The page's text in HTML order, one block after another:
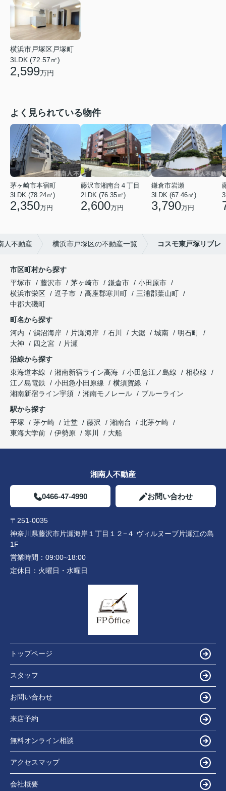
横浜市戸塚区戸塚町
3LDK (72.57㎡)
2,599万円
よく見られている物件
茅ヶ崎市本宿町
3LDK (78.24㎡)
2,350万円
藤沢市湘南台４丁目
2LDK (76.35㎡)
2,600万円
鎌倉市岩瀬
3LDK (67.46㎡)
3,790万円
人不動産 横浜市戸塚区の不動産一覧 コスモ東戸塚リブレ
市区町村から探す
平塚市
藤沢市 茅ヶ崎市 鎌倉市
小田原市
横浜市栄区
逗子市 高座郡寒川町
三浦郡葉山町
中郡大磯町
町名から探す
河内
鵠沼海岸 片瀬海岸 石川 大鋸 城南
明石町
大神
四之宮
片瀬
沿線から探す
東海道本線
湘南新宿ライン高海 小田急江ノ島線
相模線
江ノ島電鉄
小田急小田原線
横須賀線
湘南新宿ライン宇須
湘南モノレール
ブルーライン
駅から探す
平塚
茅ケ崎 辻堂 藤沢 湘南台
北茅ケ崎
東海大学前
伊勢原 寒川 大船
湘南人不動産
0466-47-4990 お問い合わせ
〒251-0035
神奈川県藤沢市片瀬海岸１丁目１２−４ ヴィルヌーブ片瀬江の島
1F
営業時間： 09:00~18:00
定休日： 火曜日・水曜日
トップページ
スタッフ
お問い合わせ
来店予約
無料オンライン相談
アクセスマップ
会社概要